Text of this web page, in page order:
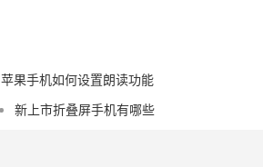
苹果手机如何设置朗读功能
新上市折叠屏手机有哪些